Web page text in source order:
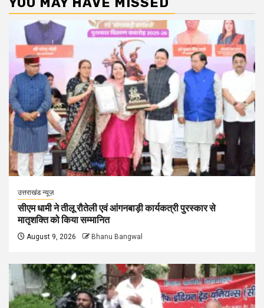
उत्तराखंड न्यूज़
सीएम धामी ने तीलू रौतेली एवं आंगनबाड़ी कार्यकत्री पुरस्कार से
मातृशक्ति को किया सम्मानित
August 9, 2026 Bhanu Bangwal